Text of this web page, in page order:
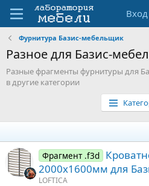
Вход
Фурнитура Базис-мебельщик
Разное для Базис-
Разные фрагменты фурнитуры для
в другие категории
Фрагмент .f3d
2000х1600мм для
LOFTICA